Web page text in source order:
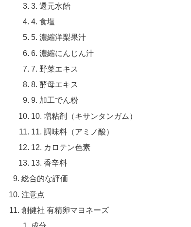
3. 還元水飴
4. 食塩
5. 濃縮洋梨果汁
6. 濃縮にんじん汁
7. 野菜エキス
8. 酵母エキス
9. 加工でん粉
10. 増粘剤（キサンタンガム）
11. 調味料（アミノ酸）
12. カロテン色素
13. 香辛料
総合的な評価
注意点
創健社 有精卵マヨネーズ